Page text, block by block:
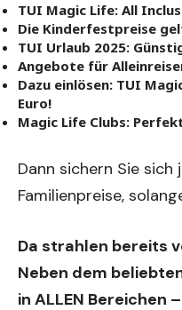
TUI Magic Life: All
Die Kinderfestpreise
TUI Urlaub 2025:
Angebote für
Dazu einlösen: TUI
Euro!
Magic Life Clubs:
Dann sichern Sie
Familienpreise,
Da strahlen bereits
Neben dem
in ALLEN Bereichen